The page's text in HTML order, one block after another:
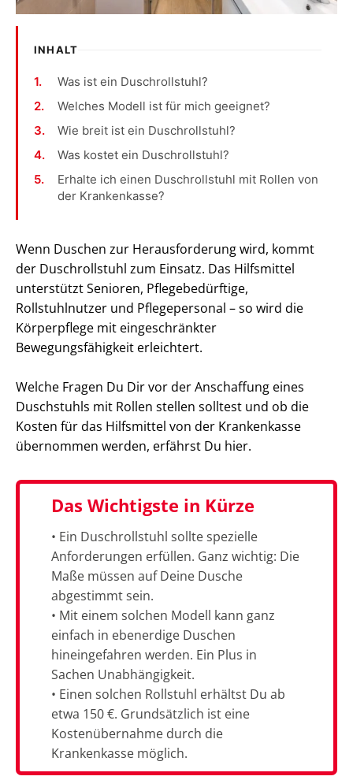
INHALT
Was ist ein Duschrollstuhl?
Welches Modell ist für mich geeignet?
Wie breit ist ein Duschrollstuhl?
Was kostet ein Duschrollstuhl?
Erhalte ich einen Duschrollstuhl mit Rollen von
der Krankenkasse?
Wenn Duschen zur Herausforderung wird, kommt
der Duschrollstuhl zum Einsatz. Das Hilfsmittel
unterstützt Senioren, Pflegebedürftige,
Rollstuhlnutzer und Pflegepersonal – so wird die
Körperpflege mit eingeschränkter
Bewegungsfähigkeit erleichtert.
Welche Fragen Du Dir vor der Anschaffung eines
Duschstuhls mit Rollen stellen solltest und ob die
Kosten für das Hilfsmittel von der Krankenkasse
übernommen werden, erfährst Du hier.
Das Wichtigste in Kürze
• Ein Duschrollstuhl sollte spezielle
Anforderungen erfüllen. Ganz wichtig: Die
Maße müssen auf Deine Dusche
abgestimmt sein.
• Mit einem solchen Modell kann ganz
einfach in ebenerdige Duschen
hineingefahren werden. Ein Plus in
Sachen Unabhängigkeit.
• Einen solchen Rollstuhl erhältst Du ab
etwa 150 €. Grundsätzlich ist eine
Kostenübernahme durch die
Krankenkasse möglich.